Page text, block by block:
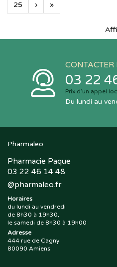
25
› »
CONTACTER
03 22
Prix d’un appel
Du lundi au
Pharmaleo
Pharmacie Paque
03 22 46 14 48
@pharmaleo.fr
Horaires
du lundi au vendredi
de 8h30 à 19h30,
le samedi de 8h30 à 19h00
Adresse
444 rue de Cagny
80090 Amiens